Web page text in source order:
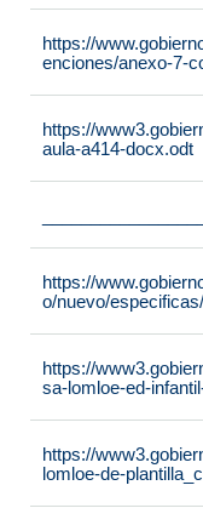
https://
enciones/anexo-7-
https://
aula-a414-docx.odt
https://
o/nuevo/
https://
sa-lomloe-ed-
https://
lomloe-de-